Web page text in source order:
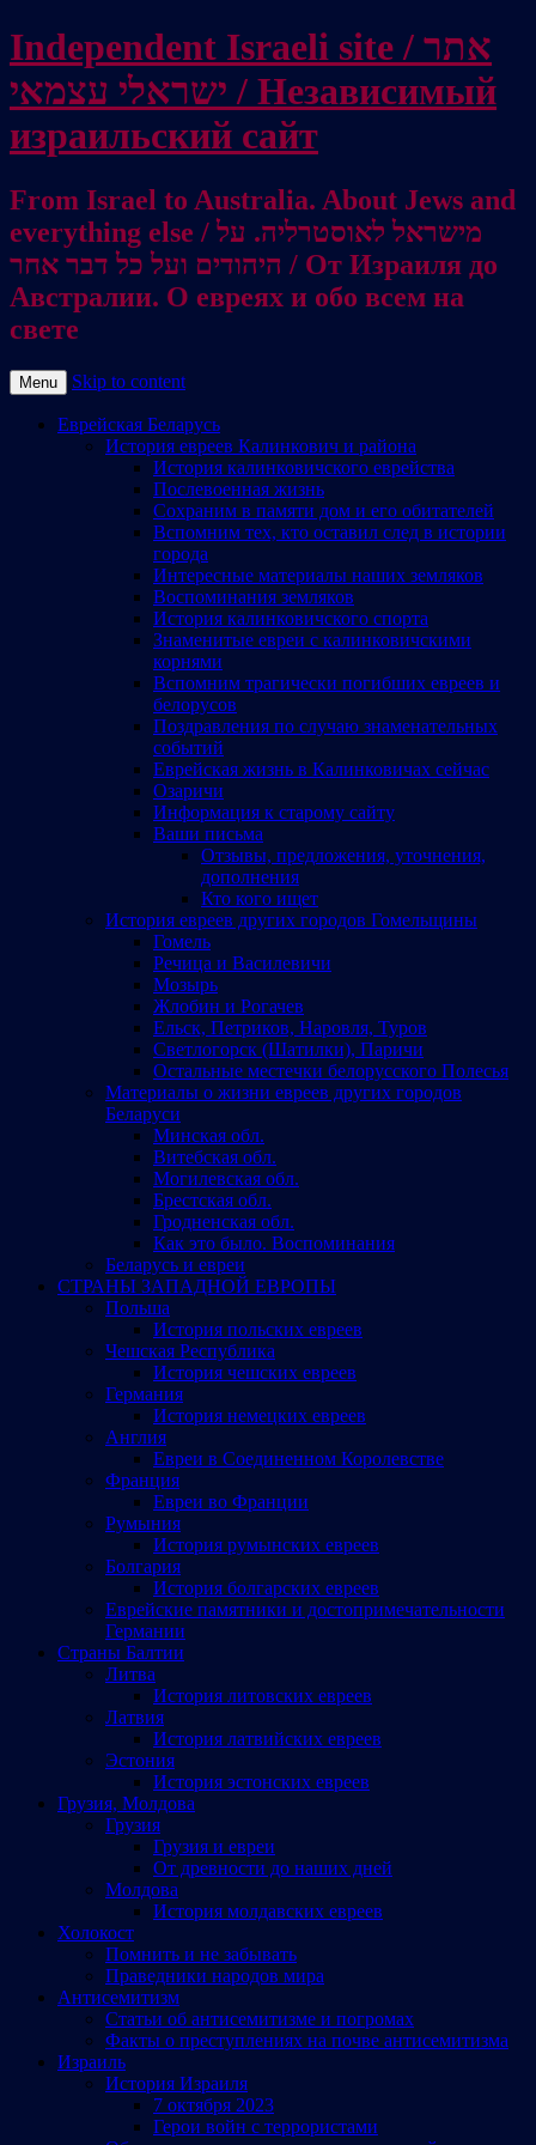
Independent Israeli site / אתר
ישראלי עצמאי / Независимый
израильский сайт
From Israel to Australia. About Jews and
everything else / מישראל לאוסטרליה. על
היהודים ועל כל דבר אחר / От Израиля до
Австралии. О евреях и обо всем на
свете
Menu Skip to content
Еврейская Беларусь
История евреев Калинкович и района
История калинковичского еврейства
Послевоенная жизнь
Сохраним в памяти дом и его обитателей
Вспомним тех, кто оставил след в истории
города
Интересные материалы наших земляков
Воспоминания земляков
История калинковичского спорта
Знаменитые евреи с калинковичскими
корнями
Вспомним трагически погибших евреев и
белорусов
Поздравления по случаю знаменательных
событий
Еврейская жизнь в Калинковичах сейчас
Озаричи
Информация к старому сайту
Ваши письма
Отзывы, предложения, уточнения,
дополнения
Кто кого ищет
История евреев других городов Гомельщины
Гомель
Речица и Василевичи
Мозырь
Жлобин и Рогачев
Ельск, Петриков, Наровля, Туров
Светлогорск (Шатилки), Паричи
Остальные местечки белорусского Полесья
Материалы о жизни евреев других городов
Беларуси
Минская обл.
Витебская обл.
Могилевская обл.
Брестская обл.
Гродненская обл.
Как это было. Воспоминания
Беларусь и евреи
СТРАНЫ ЗАПАДНОЙ ЕВРОПЫ
Польша
История польских евреев
Чешская Республика
История чешских евреев
Германия
История немецких евреев
Англия
Евреи в Соединенном Королевстве
Франция
Евреи во Франции
Румыния
История румынских евреев
Болгария
История болгарских евреев
Еврейские памятники и достопримечательности
Германии
Страны Балтии
Литва
История литовских евреев
Латвия
История латвийских евреев
Эстония
История эстонских евреев
Грузия, Молдова
Грузия
Грузия и евреи
От древности до наших дней
Молдова
История молдавских евреев
Холокост
Помнить и не забывать
Праведники народов мира
Антисемитизм
Статьи об антисемитизме и погромах
Факты о преступлениях на почве антисемитизма
Израиль
История Израиля
7 октября 2023
Герои войн с террористами